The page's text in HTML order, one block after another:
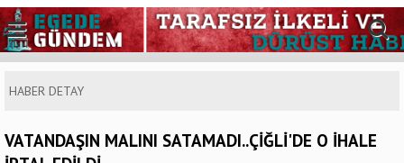
HABER DETAY
VATANDAŞIN MALINI SATAMADI..ÇİĞLİ'DE O İHALE